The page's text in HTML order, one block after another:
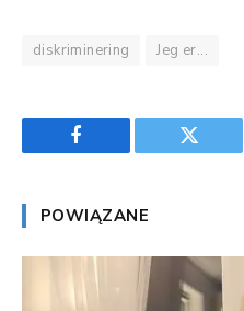
diskriminering Jeg er...
Facebook Twitter
POWIĄZANE